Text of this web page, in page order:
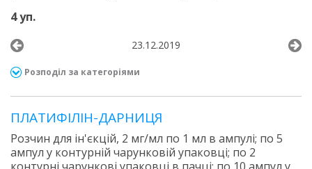
4 уп.
23.12.2019
Розподіл за категоріями
ПЛАТИФІЛІН-ДАРНИЦЯ
Розчин для ін'єкцій, 2 мг/мл по 1 мл в ампулі; по 5
ампул у контурній чарунковій упаковці; по 2